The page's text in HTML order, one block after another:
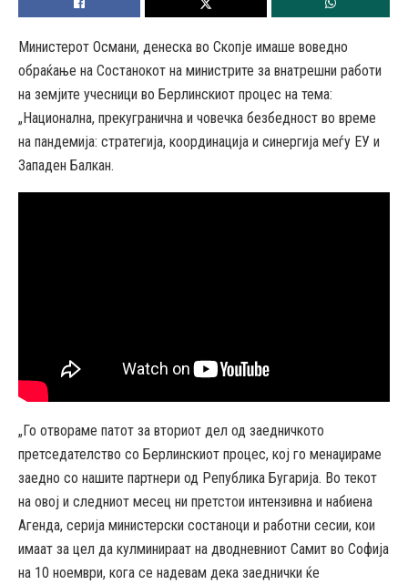
Министерот Османи, денеска во Скопје имаше воведно
обраќање на Состанокот на министрите за внатрешни работи
на земјите учесници во Берлинскиот процес на тема:
„Национална, прекугранична и човечка безбедност во време
на пандемија: стратегија, координација и синергија меѓу ЕУ и
Западен Балкан.
„Го отвораме патот за вториот дел од заедничкото
претседателство со Берлинскиот процес, кој го менаџираме
заедно со нашите партнери од Република Бугарија. Во текот
на овој и следниот месец ни претстои интензивна и набиена
Агенда, серија министерски состаноци и работни сесии, кои
имаат за цел да кулминираат на дводневниот Самит во Софија
на 10 ноември, кога се надевам дека заеднички ќе